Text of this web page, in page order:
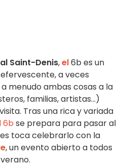
Saint-Denis,el6b es un
a veces
menudo ambas cosas a la
familias, artistas...)
Tras una rica y variada
6b se prepara para pasar al
toca celebrarlo con la
, un evento abierto a todos